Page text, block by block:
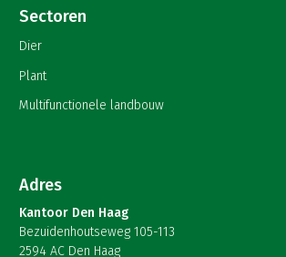
Sectoren
Dier
Plant
Multifunctionele landbouw
Adres
Kantoor Den Haag
Bezuidenhoutseweg 105-113
2594 AC Den Haag